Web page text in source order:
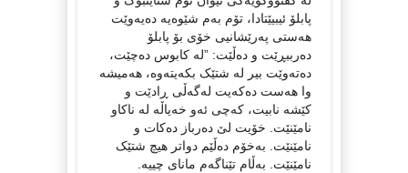
پابلۆ ئیبیێتادا، تۆم بەم شێوەیە دەیەوێت
هەستی پەرێشانیی خۆی بۆ پابلۆ
دەرببڕێت و دەڵێت: ”لە کابوس دەچێت،
دەتەوێت بیر لە شتێک بکەیتەوە، هەمیشە
وا هەست دەکەیت لەگەڵی ڕادێت و
کێشە نابیت، کەچی ئەو خەیاڵە لە ناکاو
نامێنێت. خۆیت لێ دەرباز دەکات و
نامێنێت. بەخۆم دەڵێم دواتر هیچ شتێک
نامێنێت. بەڵام تێناگەم مانای چییە.